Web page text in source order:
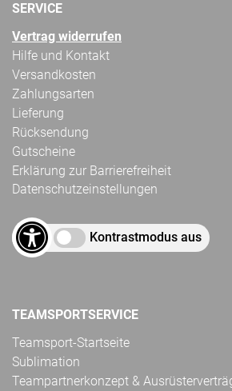
SERVICE
Vertrag widerrufen
Hilfe und Kontakt
Versandkosten
Zahlungsarten
Lieferung
Rücksendung
Gutscheine
Erklärung zur Barrierefreiheit
Datenschutzeinstellungen
Kontrastmodus aus
TEAMSPORTSERVICE
Teamsport-Startseite
Sublimation
Teampartnerkonzept &